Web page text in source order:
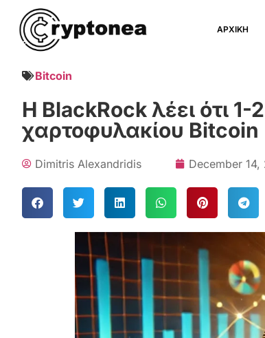
ΑΡΧΙΚΗ
Bitcoin
Η BlackRock λέει ότι 1-
χαρτοφυλακίου Bitcoin
Dimitris Alexandridis December 14,